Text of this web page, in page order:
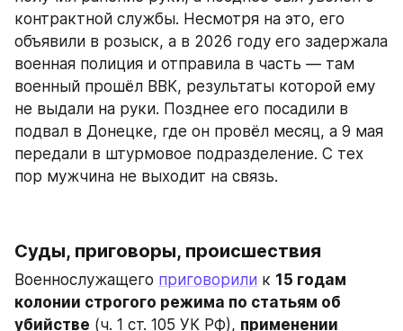
контрактной службы. Несмотря на это, его
объявили в розыск, а в 2026 году его задержала
военная полиция и отправила в часть — там
военный прошёл ВВК, результаты которой ему
не выдали на руки. Позднее его посадили в
подвал в Донецке, где он провёл месяц, а 9 мая
передали в штурмовое подразделение. С тех
пор мужчина не выходит на связь.
Суды, приговоры, происшествия
Военнослужащего приговорили к 15 годам
колонии строгого режима по статьям об
убийстве (ч. 1 ст. 105 УК РФ), применении